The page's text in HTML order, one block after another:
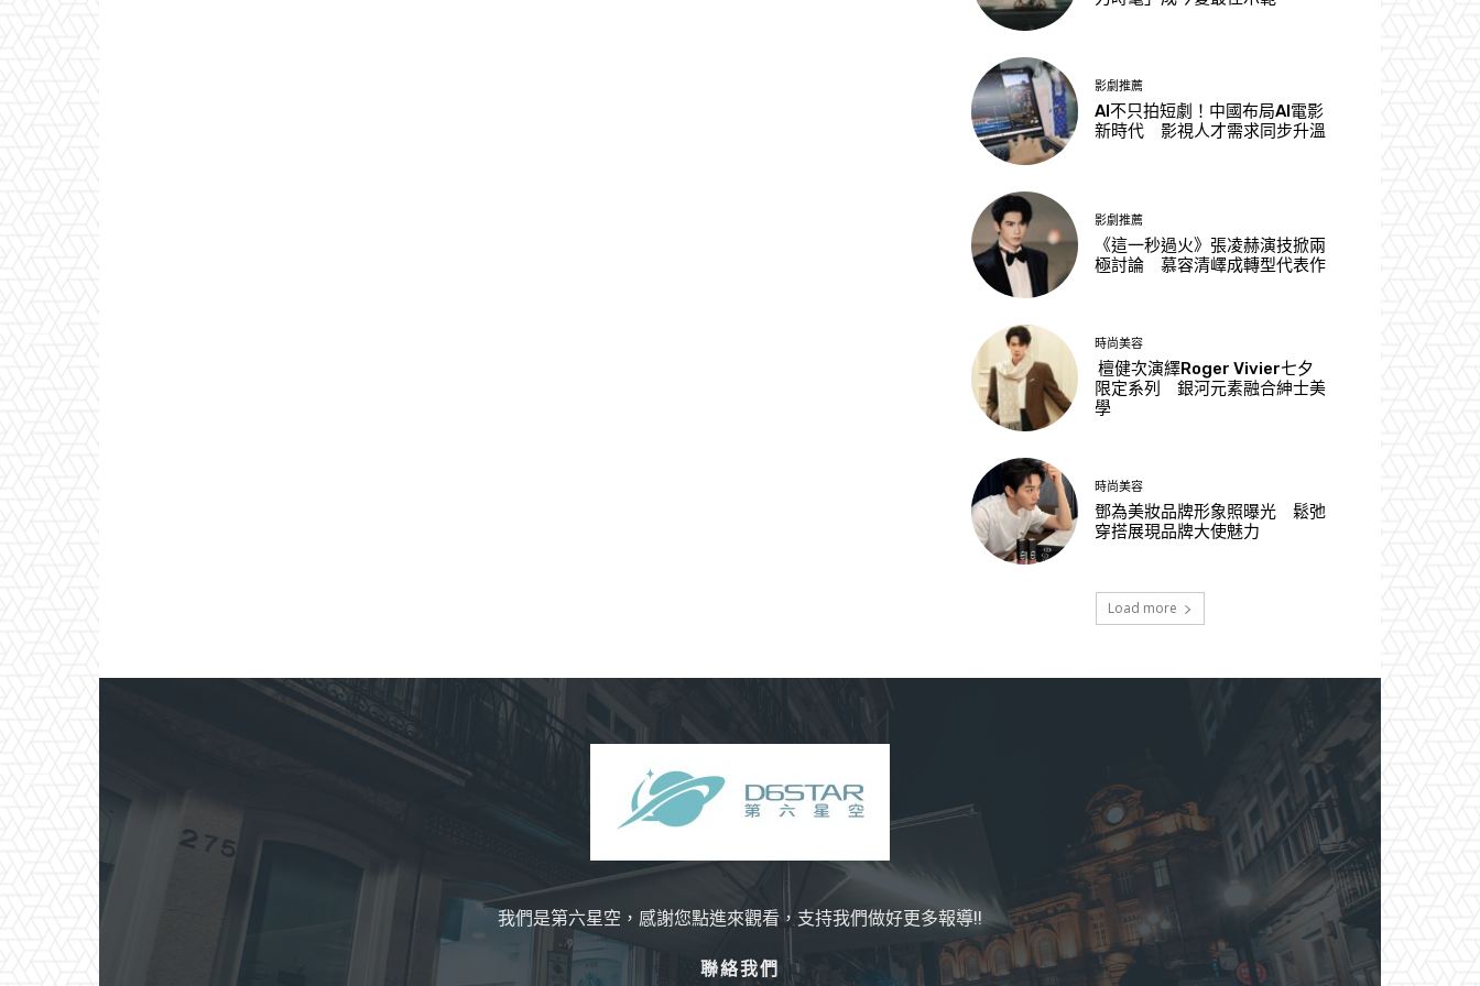
影劇推薦
AI不只拍短劇！中國布局AI電影
新時代 影視人才需求同步升溫
影劇推薦
《這一秒過火》張凌赫演技掀兩
極討論 慕容清嶧成轉型代表作
時尚美容
檀健次演繹Roger Vivier七夕
限定系列 銀河元素融合紳士美
學
時尚美容
鄧為美妝品牌形象照曝光 鬆弛
穿搭展現品牌大使魅力
Load more
我們是第六星空，感謝您點進來觀看，支持我們做好更多報導!!
聯絡我們